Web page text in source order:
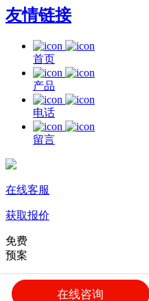
友情链接
首页
产品
电话
留言
在线客服
获取报价
免费
预案
免费上门
2小时响应
在线咨询